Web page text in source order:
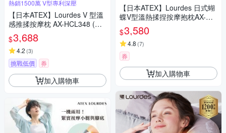
熱銷1500萬 V型專利深壓
【日本ATEX】Lourdes V 型溫
感推揉按摩枕 AX-HCL348 (亞
麻灰/太空黑)
$3,688
4.2 (3)
挑戰低價 券
加入購物車
指壓感
【日本ATEX】Lourdes 日式蝴
蝶V型溫熱揉捏按摩抱枕AX-HC
L288
$3,580
4.8 (7)
券
加入購物車